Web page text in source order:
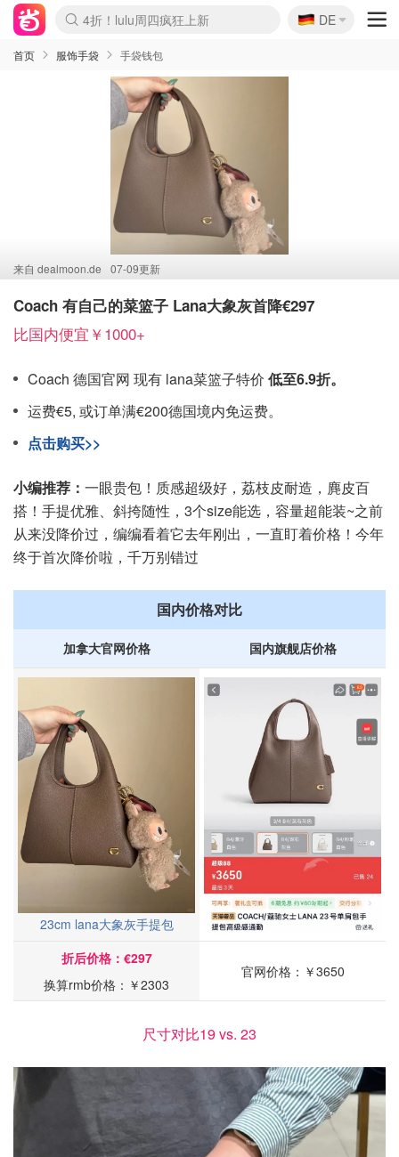
Boticinal 夏促开抢！
4折！lulu周四疯狂上新
还没结束！&OtherStories大促
Joybuy变相75折 随时失效
速领！Stanley独家85折
疑似霸哥！Camper额外叠85折
Zalando 奥莱闪促！每日更新
Moncler反季囤！5折起+叠9折
Coach Brooklyn仅€192
🇩🇪
DE
首页 服饰手袋 手袋钱包
来自 dealmoon.de 07-09更新
Coach 有自己的菜篮子 Lana大象灰首降€297
比国内便宜￥1000+
Coach 德国官网 现有 lana菜篮子特价 低至6.9折。
运费€5, 或订单满€200德国境内免运费。
点击购买>>
小编推荐： 一眼贵包！质感超级好，荔枝皮耐造，麂皮百
搭！手提优雅、斜挎随性，3个size能选，容量超能装~之前
从来没降价过，编编看着它去年刚出，一直盯着价格！今年
终于首次降价啦，千万别错过
国内价格对比
加拿大官网价格 国内旗舰店价格
23cm lana大象灰手提包
折后价格：€297
换算rmb价格：￥2303
官网价格：￥3650
尺寸对比19 vs. 23